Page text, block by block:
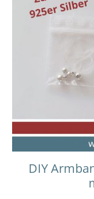
DIY